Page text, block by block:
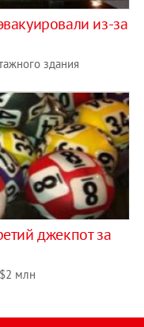
из-за
здания
джекпот за
млн